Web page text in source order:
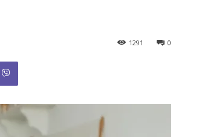
0
1291